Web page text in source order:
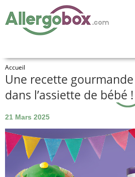
Accueil
Une recette
dans l’assiette de bébé !
21 Mars 2025